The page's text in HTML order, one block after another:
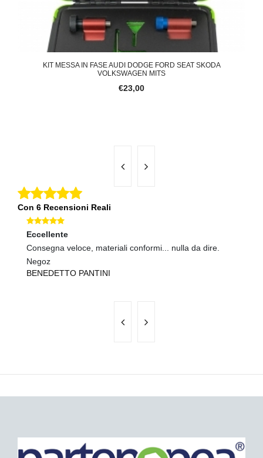
KIT MESSA IN FASE AUDI DODGE FORD SEAT SKODA
VOLKSWAGEN MITS
€23,00
Con 6 Recensioni Reali
Eccellente
Consegna veloce, materiali conformi... nulla da dire.
Negoz
BENEDETTO PANTINI